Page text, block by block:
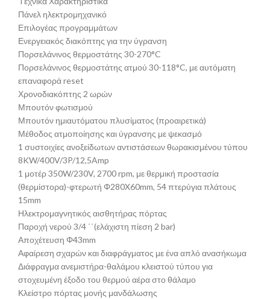
Πάνελ ηλεκτρομηχανικό
Επιλογέας προγραμμάτων
Ενεργειακός διακόπτης για την ύγρανση
Πορσελάνινος θερμοστάτης 30-270°C
Πορσελάνινος θερμοστάτης ατμού 30-118°C, με αυτόματη
επαναφορά reset
Χρονοδιακόπτης 2 ωρών
Μπουτόν φωτισμού
Μπουτόν ημιαυτόματου πλυσίματος (προαιρετικά)
Μέθοδος ατμοποίησης και ύγρανσης με ψεκασμό
1 συστοιχίες ανοξείδωτων αντιστάσεων θωρακισμένου τύπου
8KW/400V/3P/12,5Amp
1 μοτέρ 350W/230V, 2700 rpm, με θερμική προστασία
(θερμίστορα)-φτερωτή Φ280X60mm, 54 πτερύγια πλάτους
15mm
Ηλεκτρομαγνητικός αισθητήρας πόρτας
Παροχή νερού 3/4 ΄΄(ελάχιστη πίεση 2 bar)
Αποχέτευση Φ43mm
Αφαίρεση σχαρών και διαφράγματος με ένα απλό ανασήκωμα
Διάφραγμα ανεμιστήρα-θαλάμου κλειστού τύπου για
στοχευμένη έξοδο του θερμού αέρα στο θάλαμο
Κλείστρο πόρτας μονής μανδάλωσης